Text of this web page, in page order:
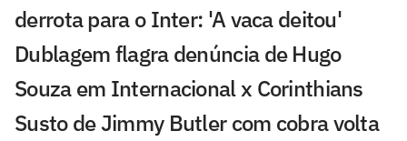
derrota para o Inter: 'A vaca deitou'
Dublagem flagra denúncia de Hugo
Souza em Internacional x Corinthians
Susto de Jimmy Butler com cobra volta